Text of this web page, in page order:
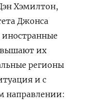
Хэмилтон,
Джонса
их
регионы
и с
направлении: